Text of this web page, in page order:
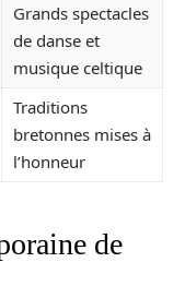
Grands spectacles
de danse et
musique celtique
Traditions
bretonnes mises à
l’honneur
de